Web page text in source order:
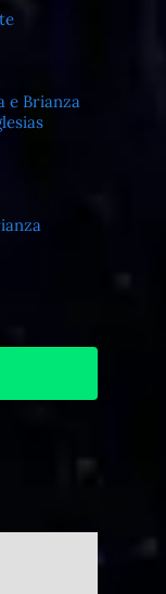
e Brianza